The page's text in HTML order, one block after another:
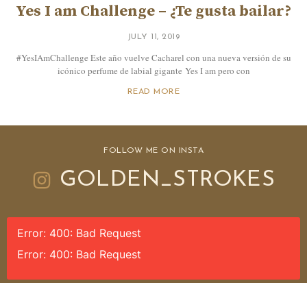
Yes I am Challenge – ¿Te gusta bailar?
JULY 11, 2019
#YesIAmChallenge Este año vuelve Cacharel con una nueva versión de su
icónico perfume de labial gigante Yes I am pero con
READ MORE
FOLLOW ME ON INSTA
GOLDEN_STROKES
Error: 400: Bad Request
Error: 400: Bad Request